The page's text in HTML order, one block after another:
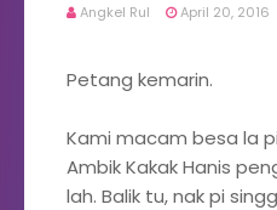
Angkel Rul April 20, 2016
Petang kemarin.
Kami macam besa la
Ambik Kakak Hanis
lah. Balik tu, nak pi